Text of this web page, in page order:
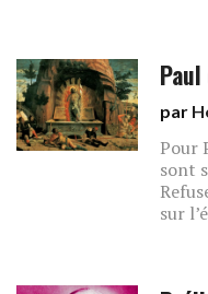
par
Pour
sont
sur